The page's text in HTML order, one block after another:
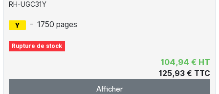
RH-UGC31Y
- 1750 pages
Rupture de stock
104,94 € HT
125,93 € TTC
Afficher